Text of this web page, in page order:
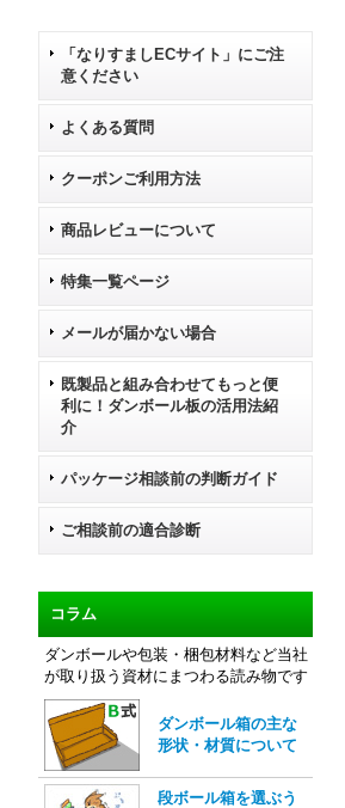
「なりすましECサイト」にご注
意ください
よくある質問
クーポンご利用方法
商品レビューについて
特集一覧ページ
メールが届かない場合
既製品と組み合わせてもっと便
利に！ダンボール板の活用法紹
介
パッケージ相談前の判断ガイド
ご相談前の適合診断
コラム
ダンボールや包装・梱包材料など当社
が取り扱う資材にまつわる読み物です
ダンボール箱の主な
形状・材質について
段ボール箱を選ぶう